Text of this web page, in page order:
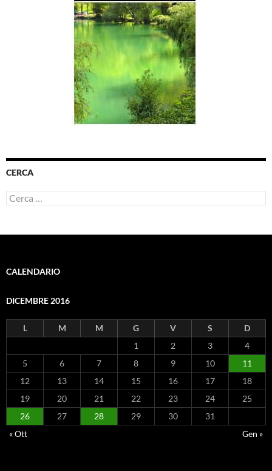
CERCA
Ricerca
per:
CALENDARIO
DICEMBRE 2016
L M M G V S
D
1
2 3
4
5
6 7 8 9 10
11
12
13 14 15 16 17
18
19
20 21 22 23 24
25
26
27 28 29 30
31
« Ott
Gen »